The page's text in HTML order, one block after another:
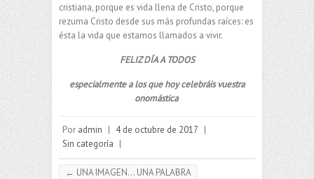
cristiana, porque es vida llena de Cristo, porque
rezuma Cristo desde sus más profundas raíces: es
ésta la vida que estamos llamados a vivir.
FELIZ DÍA A TODOS
especialmente a los que hoy celebráis vuestra
onomástica
Por admin | 4 de octubre de 2017 |
Sin categoría |
← UNA IMAGEN… UNA PALABRA